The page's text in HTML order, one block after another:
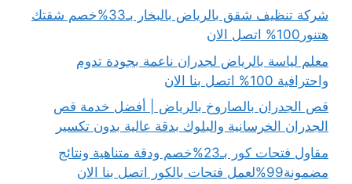
شركة تنظيف شقق بالرياض بالبخار بـ33%خصم شقتك
هتنور100% اتصل الان
معلم لياسة بالرياض لجدران ناعمة بجودة تدوم
واحترافية 100% اتصل بنا الان
قص الجدران بالصاروخ بالرياض | أفضل خدمة قص
الجدران الخرسانية والبلوك بدقة عالية بدون تكسير
مقاول فتحات كور بـ23%خصم ودقة متناهية ونتائج
مضمونة99%لعمل فتحات بالكور اتصل بنا الان